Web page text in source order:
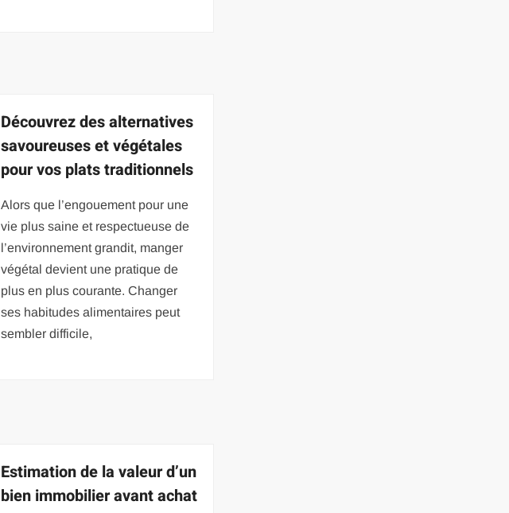
Découvrez des alternatives
savoureuses et végétales
pour vos plats traditionnels
Alors que l’engouement pour une
vie plus saine et respectueuse de
l’environnement grandit, manger
végétal devient une pratique de
plus en plus courante. Changer
ses habitudes alimentaires peut
sembler difficile,
Estimation de la valeur d’un
bien immobilier avant achat